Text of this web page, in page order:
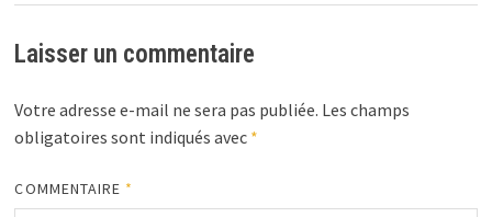
Laisser un commentaire
Votre adresse e-mail ne sera pas publiée. Les champs
obligatoires sont indiqués avec *
COMMENTAIRE *